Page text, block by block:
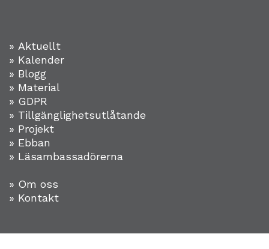
» Aktuellt
» Kalender
» Blogg
» Material
» GDPR
» Tillgänglighetsutlåtande
» Projekt
» Ebban
» Läsambassadörerna
» Om oss
» Kontakt